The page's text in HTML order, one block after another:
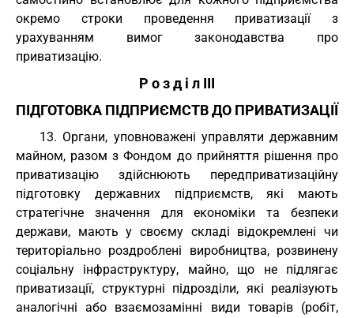
окремо строки проведення приватизації з
урахуванням вимог законодавства про
приватизацію.
Р о з д і л III
ПІДГОТОВКА ПІДПРИЄМСТВ ДО ПРИВАТИЗАЦІЇ
13. Органи, уповноважені управляти державним
майном, разом з Фондом до прийняття рішення про
приватизацію здійснюють передприватизаційну
підготовку державних підприємств, які мають
стратегічне значення для економіки та безпеки
держави, мають у своєму складі відокремлені чи
територіально роздроблені виробництва, розвинену
соціальну інфраструктуру, майно, що не підлягає
приватизації, структурні підрозділи, які реалізують
аналогічні або взаємозамінні види товарів (робіт,